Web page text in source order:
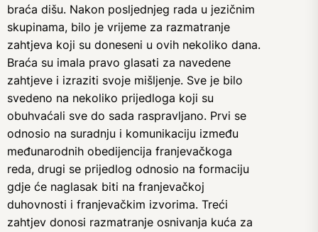
braća dišu. Nakon posljednjeg rada u jezičnim
skupinama, bilo je vrijeme za razmatranje
zahtjeva koji su doneseni u ovih nekoliko dana.
Braća su imala pravo glasati za navedene
zahtjeve i izraziti svoje mišljenje. Sve je bilo
svedeno na nekoliko prijedloga koji su
obuhvaćali sve do sada raspravljano. Prvi se
odnosio na suradnju i komunikaciju između
međunarodnih obedijencija franjevačkoga
reda, drugi se prijedlog odnosio na formaciju
gdje će naglasak biti na franjevačkoj
duhovnosti i franjevačkim izvorima. Treći
zahtjev donosi razmatranje osnivanja kuća za